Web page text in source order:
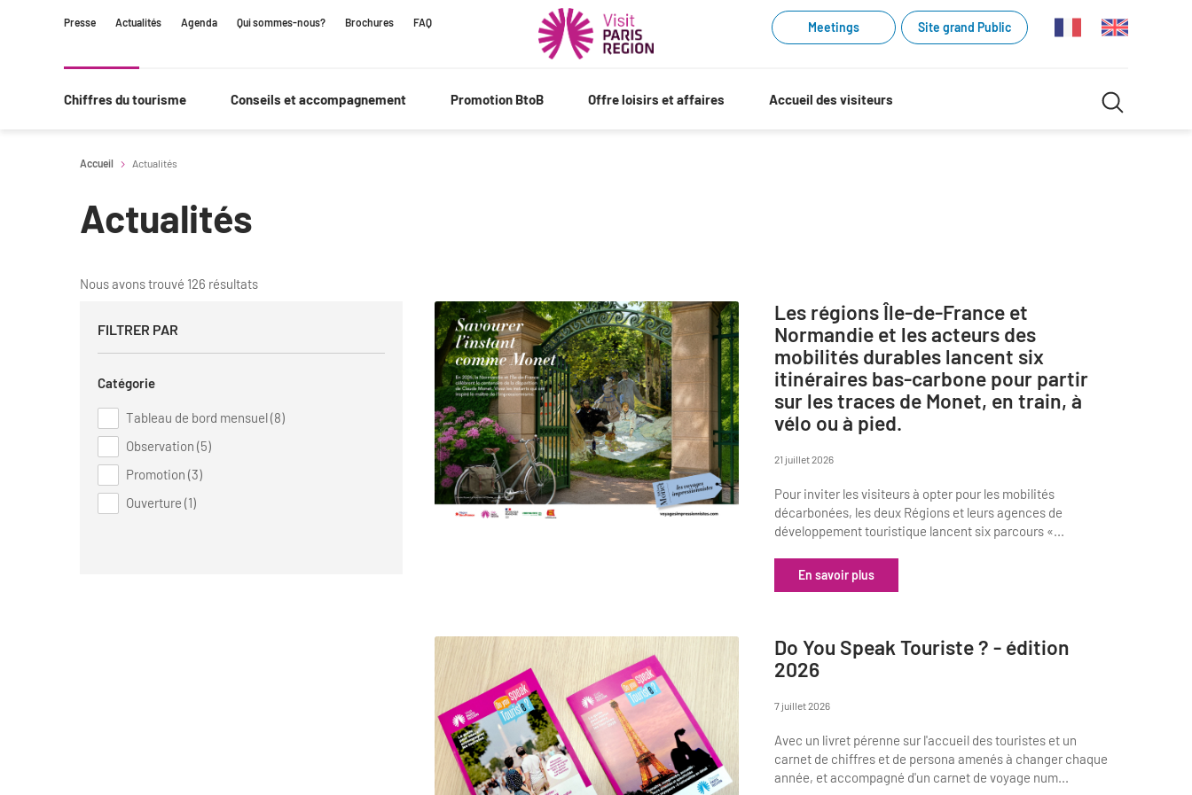
Navigation
RecherchePresse Actualités Agenda Qui sommes-nous? Brochures FAQ Meetings Site grand Public
Chiffres du tourisme Conseils et accompagnement Promotion BtoB Offre loisirs et affaires Accueil des visiteurs Recherche
Accueil Actualités
Actualités
Nous avons trouvé 126 résultats
FILTRER PAR
Catégorie
Tableau de bord mensuel (8)
Observation (5)
Promotion (3)
Ouverture (1)
Les régions Île-de-France et
Normandie et les acteurs des
mobilités durables lancent six
itinéraires bas-carbone pour partir
sur les traces de Monet, en train, à
vélo ou à pied.
21 juillet 2026
Pour inviter les visiteurs à opter pour les mobilités
décarbonées, les deux Régions et leurs agences de
développement touristique lancent six parcours «...
En savoir plus
Do You Speak Touriste ? - édition
2026
7 juillet 2026
Avec un livret pérenne sur l'accueil des touristes et un
carnet de chiffres et de persona amenés à changer chaque
année, et accompagné d'un carnet de voyage num...